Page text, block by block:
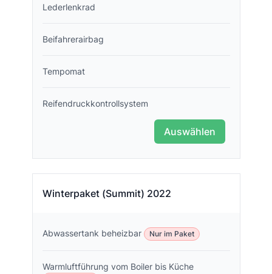
Lederlenkrad
Beifahrerairbag
Tempomat
Reifendruckkontrollsystem
Auswählen
Winterpaket (Summit) 2022
Abwassertank beheizbar Nur im Paket
Warmluftführung vom Boiler bis Küche